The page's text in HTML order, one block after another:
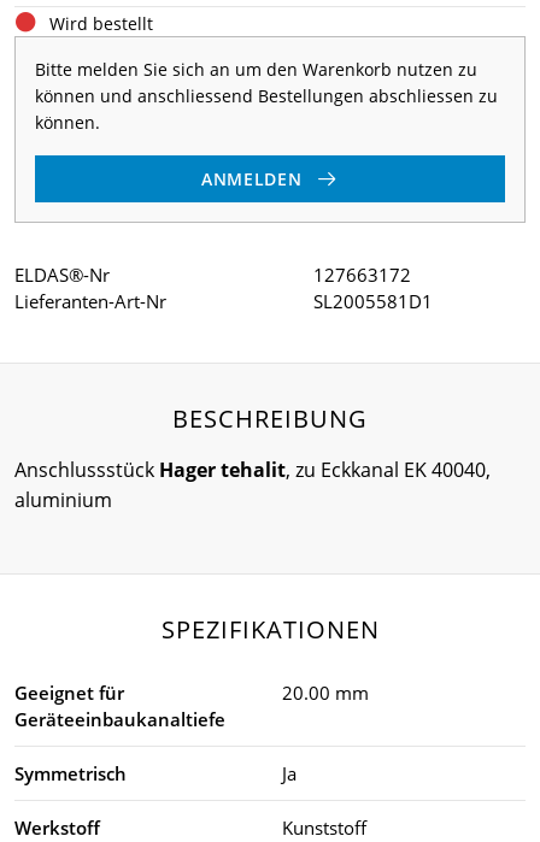
Wird bestellt
Bitte melden Sie sich an um den Warenkorb nutzen zu
können und anschliessend Bestellungen abschliessen zu
können.
ANMELDEN
ELDAS®-Nr
127663172
Lieferanten-Art-Nr
SL2005581D1
BESCHREIBUNG
Anschlussstück Hager tehalit, zu Eckkanal EK 40040,
aluminium
SPEZIFIKATIONEN
Geeignet für
Geräteeinbaukanaltiefe
20.00 mm
Symmetrisch Ja
Werkstoff Kunststoff